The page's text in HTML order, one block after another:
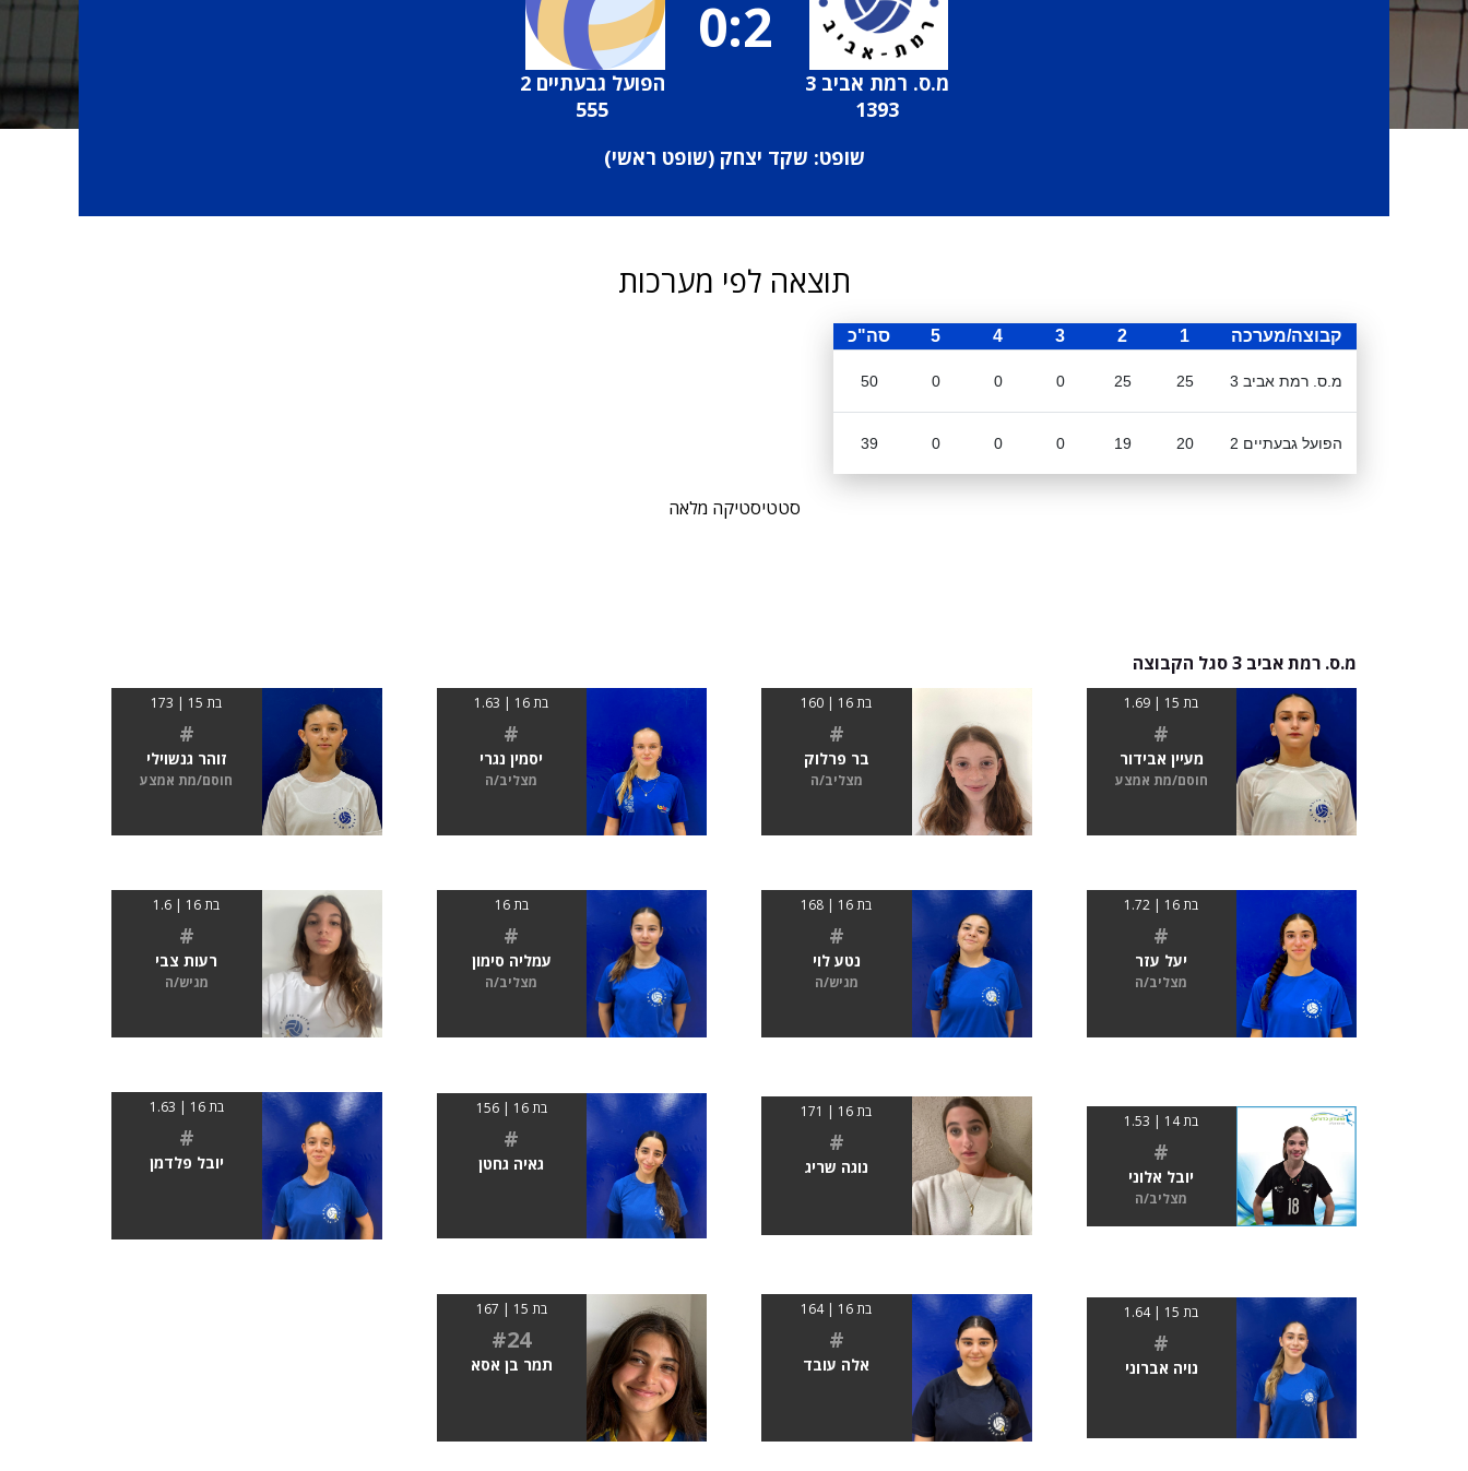
מ.ס. רמת אביב 3
1393
0:2
הפועל גבעתיים 2
555
שופט: שקד יצחק (שופט ראשי)
תוצאה לפי מערכות
קבוצה/מערכה 1
2
3
4
5 סה"כ
מ.ס. רמת אביב 3 25
25
0
0
0
50
הפועל גבעתיים 2 20
19
0
0
0
39
סטטיסטיקה מלאה
מ.ס. רמת אביב 3 סגל הקבוצה
בת 15 | 1.69
#
מעיין אבידור
חוסם/מת אמצע
בת 16 | 160
#
בר פרלוק
מצליב/ה
בת 16 | 1.63
#
יסמין נגרי
מצליב/ה
בת 15 | 173
#
זוהר גנשוילי
חוסם/מת אמצע
בת 16 | 1.72
#
יעל עזר
מצליב/ה
בת 16 | 168
#
נטע לוי
מגיש/ה
בת 16
#
עמליה סימון
מצליב/ה
בת 16 | 1.6
#
רעות צבי
מגיש/ה
בת 14 | 1.53
#
יובל אלוני
מצליב/ה
בת 16 | 171
#
נוגה שריג
בת 16 | 156
#
גאיה גחטן
בת 16 | 1.63
#
יובל פלדמן
בת 15 | 1.64
#
נויה אברוני
בת 16 | 164
#
אלה עובד
בת 15 | 167
#24
תמר בן אסא